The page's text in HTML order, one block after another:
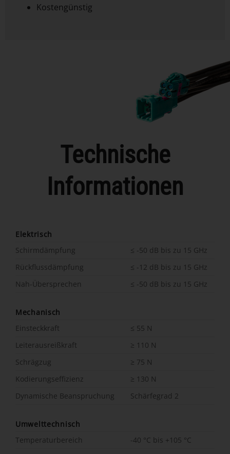
Kostengünstig
Technische
Informationen
Elektrisch
Schirmdämpfung
≤ -50 dB bis zu 15 GHz
Rückflussdämpfung
≤ -12 dB bis zu 15 GHz
Nah-Übersprechen
≤ -50 dB bis zu 15 GHz
Mechanisch
Einsteckkraft
≤ 55 N
Leiterausreißkraft
≥ 110 N
Schrägzug
≥ 75 N
Kodierungseffizienz
≥ 130 N
Dynamische Beanspruchung
Schärfegrad 2
Umwelttechnisch
Temperaturbereich
-40 °C bis +105 °C